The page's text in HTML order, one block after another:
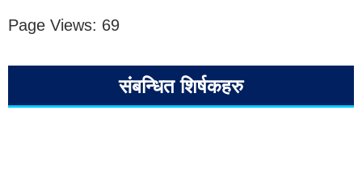
Page Views: 69
संबन्धित शिर्षकहरु